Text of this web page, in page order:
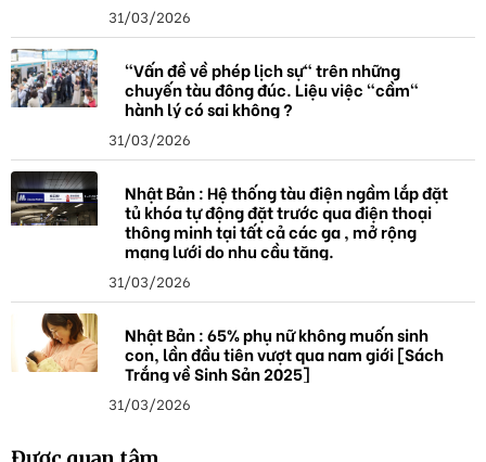
31/03/2026
"Vấn đề về phép lịch sự" trên những
chuyến tàu đông đúc. Liệu việc "cầm"
hành lý có sai không ?
31/03/2026
Nhật Bản : Hệ thống tàu điện ngầm lắp đặt
tủ khóa tự động đặt trước qua điện thoại
thông minh tại tất cả các ga , mở rộng
mạng lưới do nhu cầu tăng.
31/03/2026
Nhật Bản : 65% phụ nữ không muốn sinh
con, lần đầu tiên vượt qua nam giới [Sách
Trắng về Sinh Sản 2025]
31/03/2026